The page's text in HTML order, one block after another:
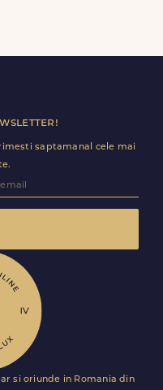
saptamanal cele mai
si oriunde in Romania din